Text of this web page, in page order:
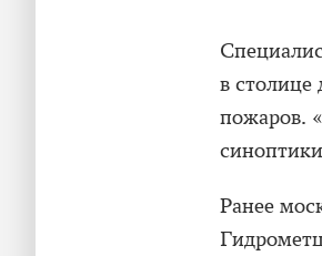
в столице
пожаров.
Ранее